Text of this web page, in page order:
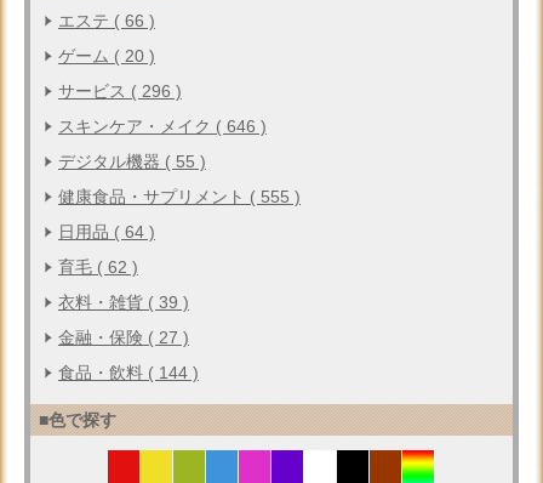
エステ ( 66 )
ゲーム ( 20 )
サービス ( 296 )
スキンケア・メイク ( 646 )
デジタル機器 ( 55 )
健康食品・サプリメント ( 555 )
日用品 ( 64 )
育毛 ( 62 )
衣料・雑貨 ( 39 )
金融・保険 ( 27 )
食品・飲料 ( 144 )
■色で探す